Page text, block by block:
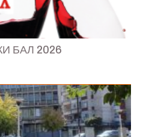
БАЛ 2026